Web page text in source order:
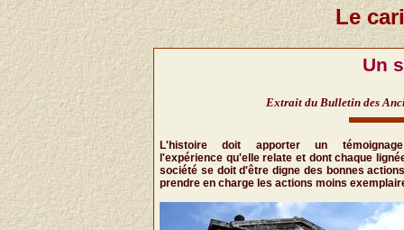
Le
Un
Extrait du Bulletin des
L'histoire doit apporter un
l'expérience qu'elle relate et dont chaque
société se doit d'être digne des bonnes
prendre en charge les actions moins